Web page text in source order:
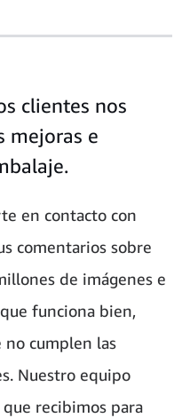
clientes nos
mejoras e
en contacto con
comentarios sobre
de imágenes e
funciona bien,
cumplen las
Nuestro equipo
recibimos para